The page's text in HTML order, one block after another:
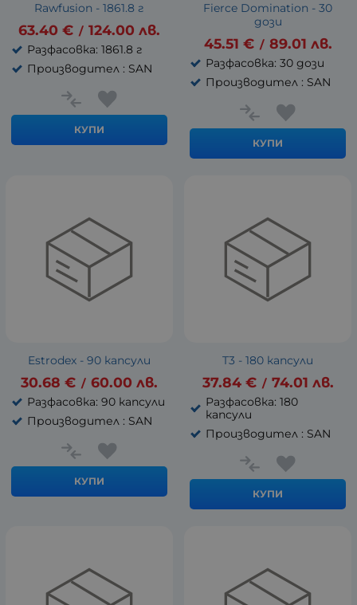
Rawfusion - 1861.8 г
63.40 € / 124.00 лв.
Разфасовка: 1861.8 г
Производител : SAN
КУПИ
Fierce Domination - 30
дози
45.51 € / 89.01 лв.
Разфасовка: 30 дози
Производител : SAN
КУПИ
Estrodex - 90 капсули
30.68 € / 60.00 лв.
Разфасовка: 90 капсули
Производител : SAN
КУПИ
T3 - 180 капсули
37.84 € / 74.01 лв.
Разфасовка: 180
капсули
Производител : SAN
КУПИ